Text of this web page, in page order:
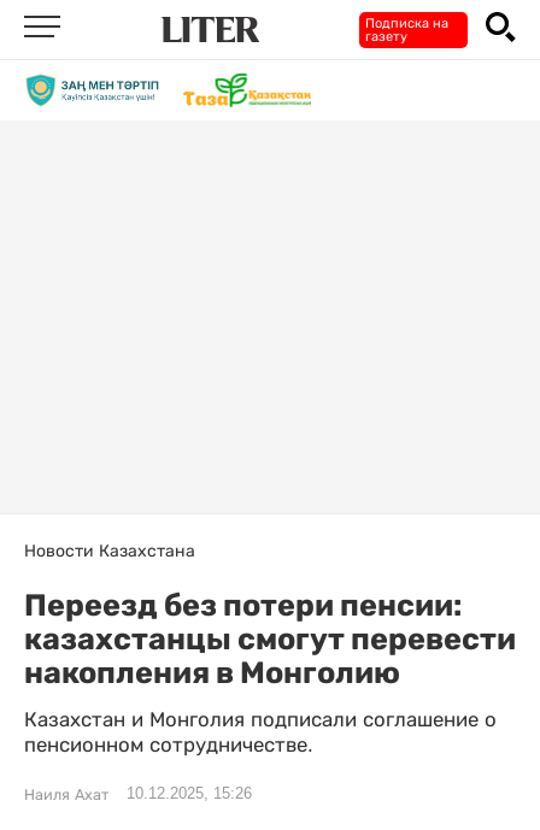
Подписка на
газету
Новости Казахстана
Переезд без потери пенсии:
казахстанцы смогут перевести
накопления в Монголию
Казахстан и Монголия подписали соглашение о
пенсионном сотрудничестве.
Наиля Ахат 10.12.2025, 15:26